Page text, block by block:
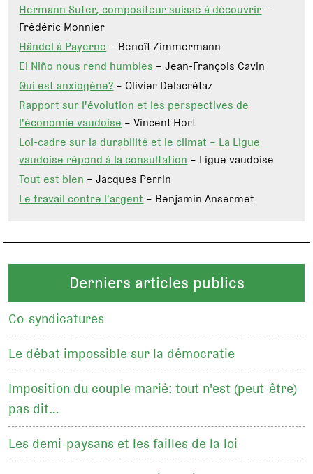
Hermann Suter, compositeur suisse à découvrir–
Frédéric Monnier
Händel à Payerne– Benoît Zimmermann
El Niño nous rend humbles– Jean-François Cavin
Qui est anxiogène?– Olivier Delacrétaz
Rapport sur l'évolution et les perspectives de
l'économie vaudoise– Vincent Hort
Loi-cadre sur la durabilité et le climat – La Ligue
vaudoise répond à la consultation– Ligue vaudoise
Tout est bien– Jacques Perrin
Le travail contre l'argent– Benjamin Ansermet
Derniers articles publics
Co-syndicatures
Le débat impossible sur la démocratie
Imposition du couple marié: tout n'est (peut-être)
pas dit…
Les demi-paysans et les failles de la loi